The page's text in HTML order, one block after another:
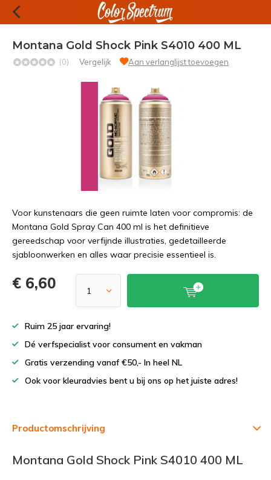
Montana Gold Shock Pink S4010 400 ML
(0) Vergelijk Aan verlanglijst toevoegen
Voor kunstenaars die geen ruimte laten voor compromis: de
Montana Gold Spray Can 400 ml is het definitieve
gereedschap voor verfijnde illustraties, gedetailleerde
sjabloonwerken en alles waar precisie essentieel is.
€ 6,60
Ruim 25 jaar ervaring!
Dé verfspecialist voor consument en vakman
Gratis verzending vanaf €50,- In heel NL
Ook voor kleuradvies bent u bij ons op het juiste adres!
Productomschrijving
Montana Gold Shock Pink S4010 400 ML